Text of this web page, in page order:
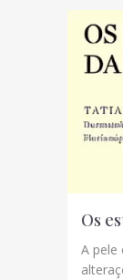
Os
A pele